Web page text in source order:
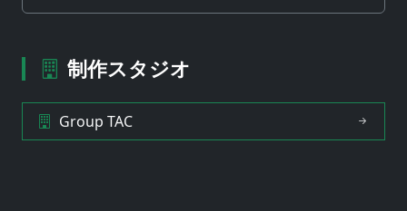
制作スタジオ
Group TAC